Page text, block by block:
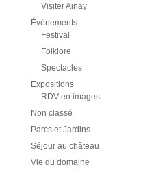
Visiter Ainay
Évènements
Festival
Folklore
Spectacles
Expositions
RDV en images
Non classé
Parcs et Jardins
Séjour au château
Vie du domaine